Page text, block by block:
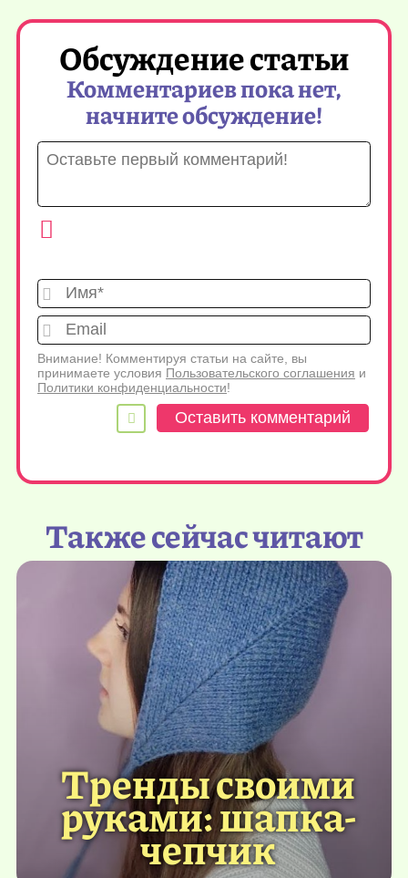
Обсуждение статьи
Комментариев пока нет,
начните обсуждение!
Имя*
Внимание! Комментируя статьи на сайте, вы
принимаете условия Пользовательского соглашения и
Политики конфиденциальности!
Также сейчас читают
Тренды своими
руками: шапка-
чепчик